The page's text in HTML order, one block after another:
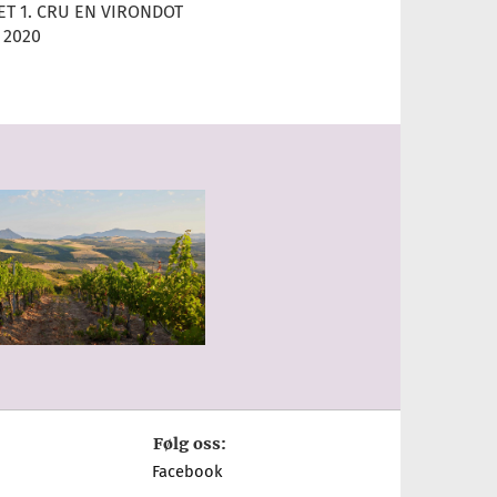
1. CRU EN VIRONDOT
2020
Følg oss:
Facebook